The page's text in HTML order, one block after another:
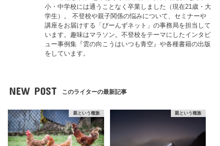
小・中学校には通うことなく卒業しました（現在21歳・大
学生）。 不登校や親子関係の悩みについて、セミナーや
講座をお届けする「びーんずネット」の事務局を担当して
います。趣味はマラソン。不登校をテーマにしたインタビ
ュー事例集『雲の向こうはいつも青空』や各種書籍の出版
をしています。
NEW POST このライターの最新記事
親という種族 親という種族